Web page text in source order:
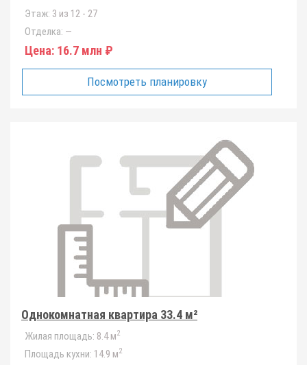
Этаж: 3 из 12 - 27
Отделка: —
Цена: 16.7 млн ₽
Посмотреть планировку
Однокомнатная квартира 33.4 м²
Жилая площадь: 8.4 м2
Площадь кухни: 14.9 м2